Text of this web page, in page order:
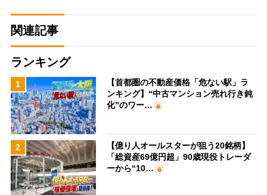
関連記事
ランキング
1
【首都圏の不動産価格「危ない駅」ラ
ンキング】“中古マンション売れ行き鈍
化”のワー…
2
【億り人オールスターが狙う20銘柄】
「総資産69億円超」90歳現役トレーダ
ーから“10…